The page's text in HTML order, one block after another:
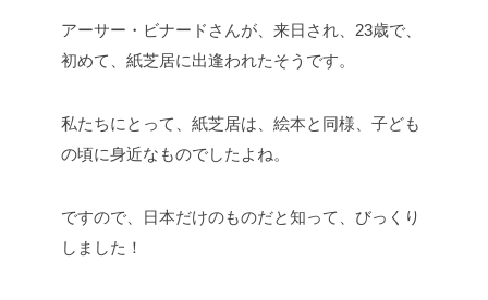
アーサー・ビナードさんが、来日され、23歳で、
初めて、紙芝居に出逢われたそうです。
私たちにとって、紙芝居は、絵本と同様、子ども
の頃に身近なものでしたよね。
ですので、日本だけのものだと知って、びっくり
しました！